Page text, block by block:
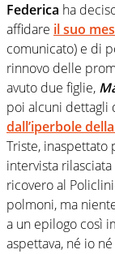
Federica ha
affidare il suo
comunicato) e di
rinnovo delle
avuto due figlie,
poi alcuni dettagli
dall’iperbole
Triste, inaspettato
intervista rilasciata
ricovero al
polmoni, ma
a un epilogo così
aspettava, né io